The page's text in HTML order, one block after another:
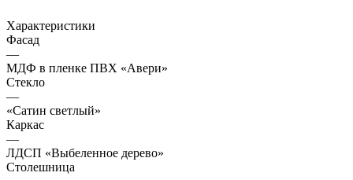
Характеристики
Фасад
—
МДФ в пленке ПВХ «Авери»
Стекло
—
«Сатин светлый»
Каркас
—
ЛДСП «Выбеленное дерево»
Столешница